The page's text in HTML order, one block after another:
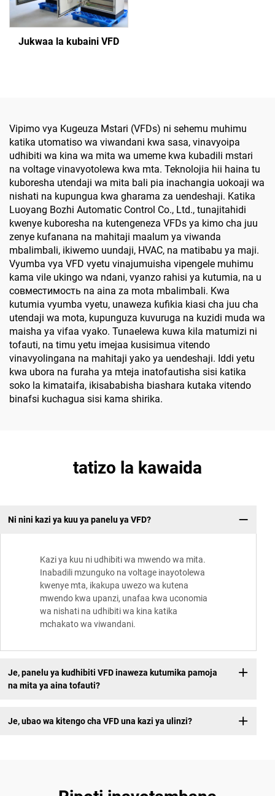
Jukwaa la kubaini VFD
Vipimo vya Kugeuza Mstari (VFDs) ni sehemu muhimu
katika utomatiso wa viwandani kwa sasa, vinavyoipa
udhibiti wa kina wa mita wa umeme kwa kubadili mstari
na voltage vinavyotolewa kwa mta. Teknolojia hii haina tu
kuboresha utendaji wa mita bali pia inachangia uokoaji wa
nishati na kupungua kwa gharama za uendeshaji. Katika
Luoyang Bozhi Automatic Control Co., Ltd., tunajitahidi
kwenye kuboresha na kutengeneza VFDs ya kimo cha juu
zenye kufanana na mahitaji maalum ya viwanda
mbalimbali, ikiwemo uundaji, HVAC, na matibabu ya maji.
Vyumba vya VFD vyetu vinajumuisha vipengele muhimu
kama vile ukingo wa ndani, vyanzo rahisi ya kutumia, na u
совместимость na aina za mota mbalimbali. Kwa
kutumia vyumba vyetu, unaweza kufikia kiasi cha juu cha
utendaji wa mota, kupunguza kuvuruga na kuzidi muda wa
maisha ya vifaa vyako. Tunaelewa kuwa kila matumizi ni
tofauti, na timu yetu imejaa kusisimua vitendo
vinavyolingana na mahitaji yako ya uendeshaji. Iddi yetu
kwa ubora na furaha ya mteja inatofautisha sisi katika
soko la kimataifa, ikisababisha biashara kutaka vitendo
binafsi kuchagua sisi kama shirika.
tatizo la kawaida
Ni nini kazi ya kuu ya panelu ya VFD?
Kazi ya kuu ni udhibiti wa mwendo wa mita.
Inabadili mzunguko na voltage inayotolewa
kwenye mta, ikakupa uwezo wa kutena
mwendo kwa upanzi, unafaa kwa uconomia
wa nishati na udhibiti wa kina katika
mchakato wa viwandani.
Je, panelu ya kudhibiti VFD inaweza kutumika pamoja
na mita ya aina tofauti?
Je, ubao wa kitengo cha VFD una kazi ya ulinzi?